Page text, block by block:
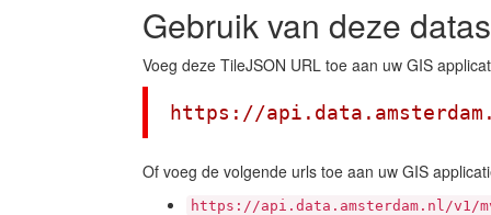
Gebruik van deze
Voeg deze TileJSON URL toe aan uw GIS
https://
Of voeg de volgende urls toe aan uw GIS
https://api.data.amsterdam.nl/